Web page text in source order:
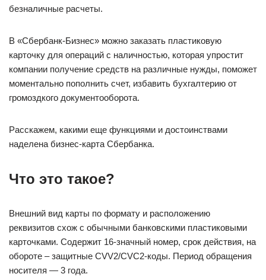
безналичные расчеты.
В «Сбербанк-Бизнес» можно заказать пластиковую
карточку для операций с наличностью, которая упростит
компании получение средств на различные нужды, поможет
моментально пополнить счет, избавить бухгалтерию от
громоздкого документооборота.
Расскажем, какими еще функциями и достоинствами
наделена бизнес-карта Сбербанка.
Что это такое?
Внешний вид карты по формату и расположению
реквизитов схож с обычными банковскими пластиковыми
карточками. Содержит 16-значный номер, срок действия, на
обороте – защитные CVV2/CVC2-коды. Период обращения
носителя — 3 года.